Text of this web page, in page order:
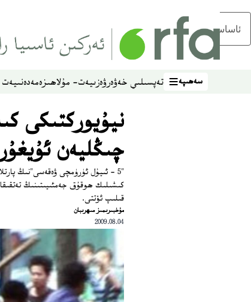
ئاساسلىق مەزمۇنغا ئاتلاڭ
سەھىپە
سەھىپە تەپسىلىي خەۋەرۋەزىيەت- مۇلاھىزەمەدەنىيەت
نيۇيوركتىكى
چىڭليەن
"5 - ئىيۇل ئۈرۈمچى ۋەقەسى"نىڭ
كىشىلىك ھوقۇق جەمئىيىتىنىڭ
قىلىپ ئۆتتى.
ﻣﯘﺧﺒﯩﺮﯨﻤﯩﺰ ﻣﯩﻬﺮﯨﺒﺎﻥ
2009.08.04